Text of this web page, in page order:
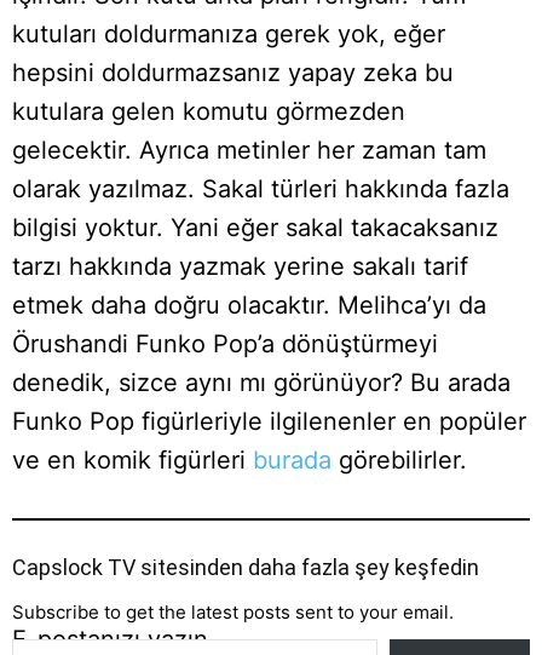
kutuları doldurmanıza gerek yok, eğer
hepsini doldurmazsanız yapay zeka bu
kutulara gelen komutu görmezden
gelecektir. Ayrıca metinler her zaman tam
olarak yazılmaz. Sakal türleri hakkında fazla
bilgisi yoktur. Yani eğer sakal takacaksanız
tarzı hakkında yazmak yerine sakalı tarif
etmek daha doğru olacaktır. Melihca’yı da
Örushandi Funko Pop’a dönüştürmeyi
denedik, sizce aynı mı görünüyor? Bu arada
Funko Pop figürleriyle ilgilenenler en popüler
ve en komik figürleri burada görebilirler.
Capslock TV sitesinden daha fazla şey keşfedin
Subscribe to get the latest posts sent to your email.
E-postanızı yazın…